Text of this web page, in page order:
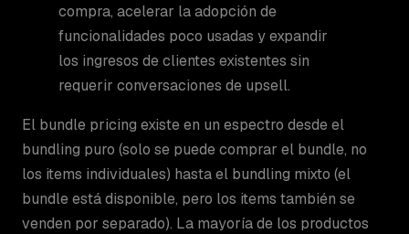
compra, acelerar la adopción de
funcionalidades poco usadas y expandir
los ingresos de clientes existentes sin
requerir conversaciones de upsell.
El bundle pricing existe en un espectro desde el
bundling puro (solo se puede comprar el bundle, no
los items individuales) hasta el bundling mixto (el
bundle está disponible, pero los items también se
venden por separado). La mayoría de los productos